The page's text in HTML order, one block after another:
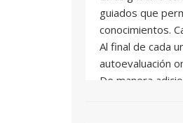
guiados que
conocimientos.
Al final de cada
autoevaluación
De manera